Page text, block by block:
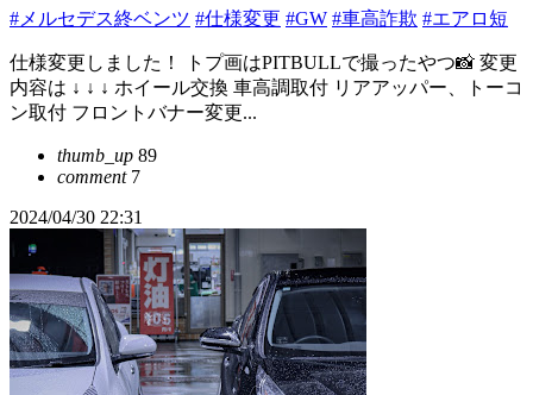
#メルセデス終ベンツ #仕様変更 #GW #車高詐欺 #エアロ短
仕様変更しました！ トプ画はPITBULLで撮ったやつ📸 変更
内容は ↓ ↓ ↓ ホイール交換 車高調取付 リアアッパー、トーコ
ン取付 フロントバナー変更...
thumb_up 89
comment7
2024/04/30 22:31